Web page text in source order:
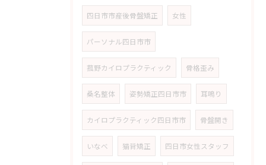
四日市市産後骨盤矯正 女性
パーソナル四日市市
菰野カイロプラクティック 骨格歪み
桑名整体 姿勢矯正四日市市 耳鳴り
カイロプラクティック四日市市 骨盤開き
いなべ 猫背矯正 四日市女性スタッフ